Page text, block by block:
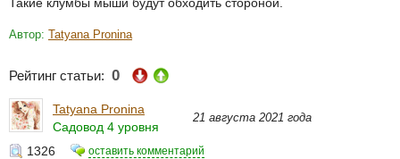
Автор: Tatyana Pronina
Рейтинг статьи: 0
Tatyana Pronina
Садовод 4 уровня
21 августа 2021 года
1326 оставить комментарий